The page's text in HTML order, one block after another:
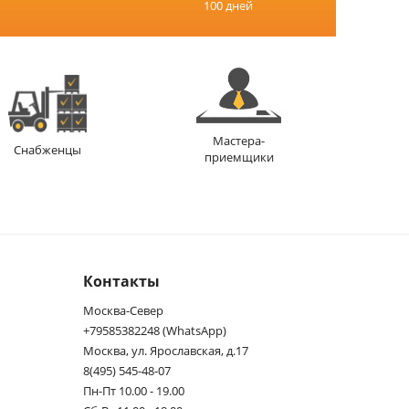
100 дней
Снабженцы
Мастера-
приемщики
Контакты
Москва-Север
+79585382248 (WhatsApp)
Москва, ул. Ярославская, д.17
8(495) 545-48-07
Пн-Пт 10.00 - 19.00